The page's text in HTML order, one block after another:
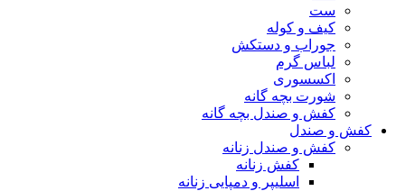
ست
کیف و کوله
جوراب و دستکش
لباس گرم
اکسسوری
شورت بچه گانه
کفش و صندل بچه گانه
کفش و صندل
کفش و صندل زنانه
کفش زنانه
اسلیپر و دمپایی زنانه